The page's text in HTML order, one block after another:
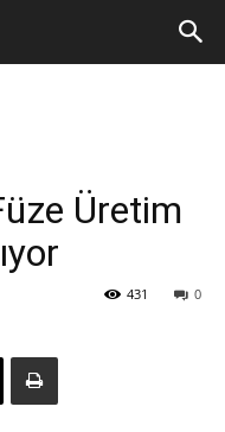
Üretim
0
431